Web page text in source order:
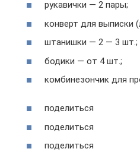
рукавички — 2 пары;
конверт для выписки
штанишки — 2 — 3 шт.;
бодики — от 4 шт.;
комбинезончик для
поделиться
поделиться
поделиться